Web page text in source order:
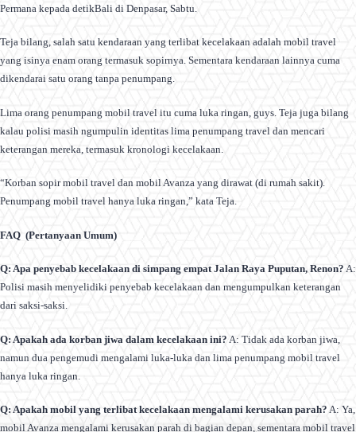
Permana kepada detikBali di Denpasar, Sabtu.
Teja bilang, salah satu kendaraan yang terlibat kecelakaan adalah mobil travel
yang isinya enam orang termasuk sopirnya. Sementara kendaraan lainnya cuma
dikendarai satu orang tanpa penumpang.
Lima orang penumpang mobil travel itu cuma luka ringan, guys. Teja juga bilang
kalau polisi masih ngumpulin identitas lima penumpang travel dan mencari
keterangan mereka, termasuk kronologi kecelakaan.
“Korban sopir mobil travel dan mobil Avanza yang dirawat (di rumah sakit).
Penumpang mobil travel hanya luka ringan,” kata Teja.
FAQ (Pertanyaan Umum)
Q: Apa penyebab kecelakaan di simpang empat Jalan Raya Puputan, Renon? A:
Polisi masih menyelidiki penyebab kecelakaan dan mengumpulkan keterangan
dari saksi-saksi.
Q: Apakah ada korban jiwa dalam kecelakaan ini? A: Tidak ada korban jiwa,
namun dua pengemudi mengalami luka-luka dan lima penumpang mobil travel
hanya luka ringan.
Q: Apakah mobil yang terlibat kecelakaan mengalami kerusakan parah? A: Ya,
mobil Avanza mengalami kerusakan parah di bagian depan, sementara mobil travel